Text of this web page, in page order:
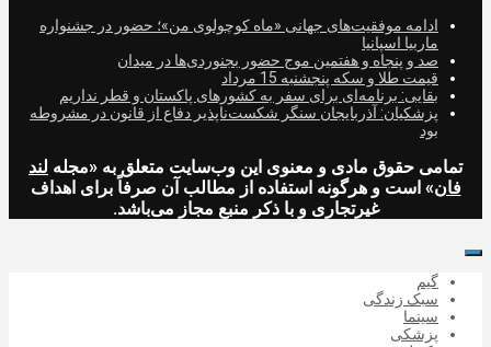
ادامه موفقیت‌های جهانی «ماه کوچولوی من»؛ حضور در جشنواره
ماربیا اسپانیا
صد و پنجاه و هفتمین موج حضور بجنوردی‌ها در میدان
قیمت طلا و سکه پنجشنبه 15 مرداد
بقایی: برنامه‌ای برای سفر به کشورهای پاکستان و قطر نداریم
پزشکیان: آذربایجان سنگر شکست‌ناپذیر دفاع از قانون در مشروطه
بود
تمامی حقوق مادی و معنوی این وب‌سایت متعلق به «مجله لند
فان» است و هرگونه استفاده از مطالب آن صرفاً برای اهداف
غیرتجاری و با ذکر منبع مجاز می‌باشد.
گیم
سبک زندگی
سینما
پزشکی